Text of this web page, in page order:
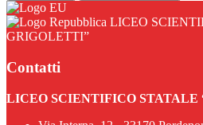
LICEO
GRIGOLETTI”
Contatti
LICEO SCIENTIFICO STATALE